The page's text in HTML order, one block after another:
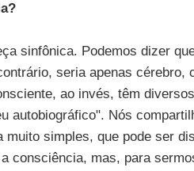
sinfônica. Podemos dizer
seria apenas cérebro,
ao invés, têm
autobiográfico". Nós
simples, que pode ser
consciência, mas, para